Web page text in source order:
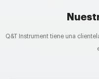
Q&T Instrument tiene una